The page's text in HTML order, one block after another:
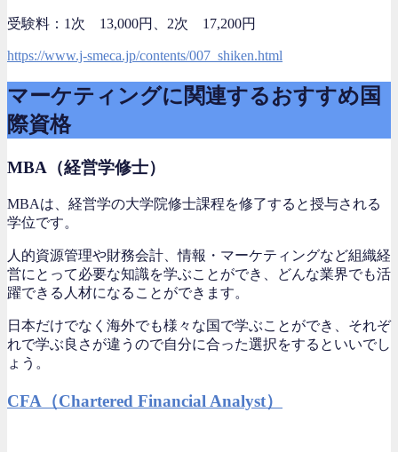
受験料：1次 13,000円、2次 17,200円
https://www.j-smeca.jp/contents/007_shiken.html
マーケティングに関連するおすすめ国
際資格
MBA（経営学修士）
MBAは、経営学の大学院修士課程を修了すると授与される
学位です。
人的資源管理や財務会計、情報・マーケティングなど組織経
営にとって必要な知識を学ぶことができ、どんな業界でも活
躍できる人材になることができます。
日本だけでなく海外でも様々な国で学ぶことができ、それぞ
れで学ぶ良さが違うので自分に合った選択をするといいでし
ょう。
CFA（Chartered Financial Analyst）